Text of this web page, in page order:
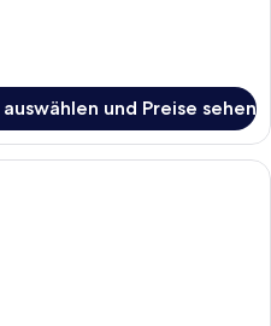
und Preise sehen
Hochwertige Bettwaren, Pillowtop-